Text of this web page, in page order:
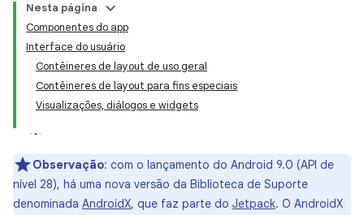
Nesta página
Componentes do app
Interface do usuário
Contêineres de layout de uso geral
Contêineres de layout para fins especiais
Visualizações, diálogos e widgets
Observação: com o lançamento do Android 9.0 (API de
nível 28), há uma nova versão da Biblioteca de Suporte
denominada AndroidX, que faz parte do Jetpack. O AndroidX